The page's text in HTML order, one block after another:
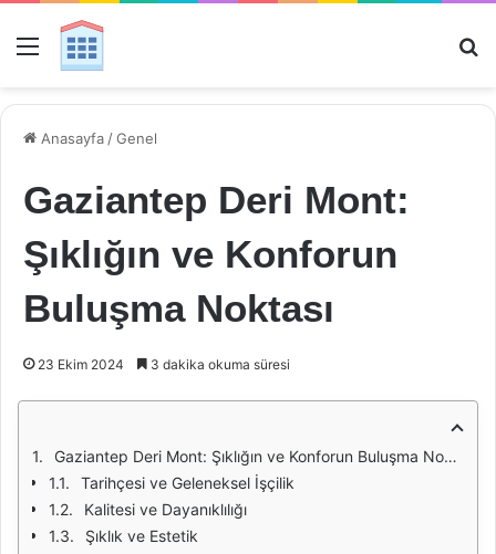
Menü
Anasayfa /Genel
Gaziantep Deri Mont:
Şıklığın ve Konforun
Buluşma Noktası
23 Ekim 2024 3 dakika okuma süresi
Gaziantep Deri Mont: Şıklığın ve Konforun Buluşma Noktası
Tarihçesi ve Geleneksel İşçilik
Kalitesi ve Dayanıklılığı
Şıklık ve Estetik